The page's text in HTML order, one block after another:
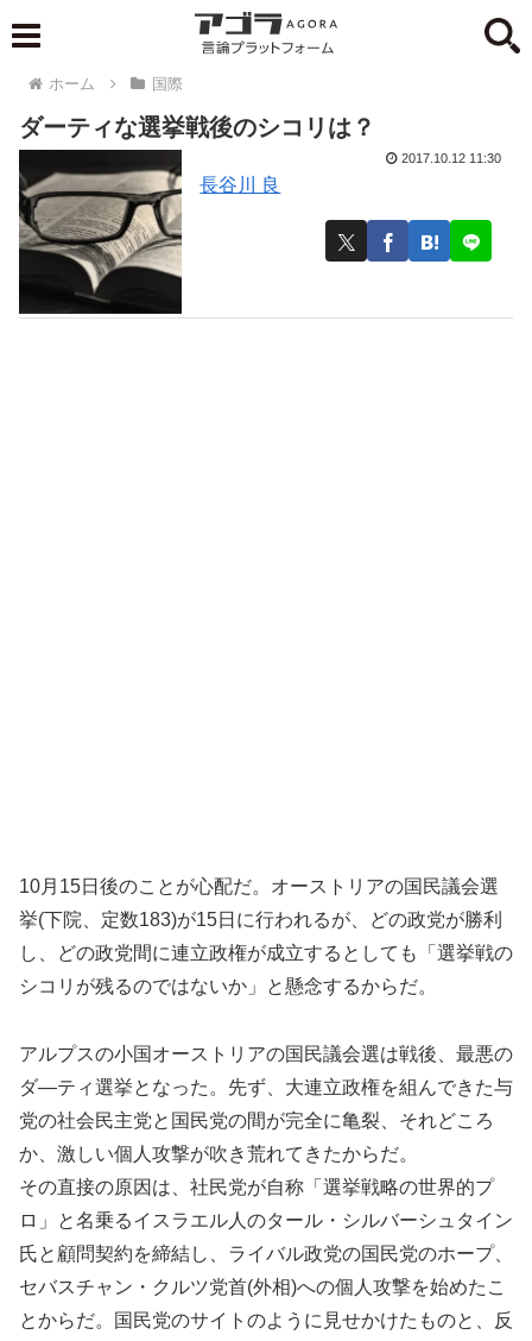
ホーム 国際
ダーティな選挙戦後のシコリは？
長谷川 良
2017.10.12 11:30
10月15日後のことが心配だ。オーストリアの国民議会選
挙(下院、定数183)が15日に行われるが、どの政党が勝利
し、どの政党間に連立政権が成立するとしても「選挙戦の
シコリが残るのではないか」と懸念するからだ。
アルプスの小国オーストリアの国民議会選は戦後、最悪の
ダ―ティ選挙となった。先ず、大連立政権を組んできた与
党の社会民主党と国民党の間が完全に亀裂、それどころ
か、激しい個人攻撃が吹き荒れてきたからだ。
その直接の原因は、社民党が自称「選挙戦略の世界的プ
ロ」と名乗るイスラエル人のタール・シルバーシュタイン
氏と顧問契約を締結し、ライバル政党の国民党のホープ、
セバスチャン・クルツ党首(外相)への個人攻撃を始めたこ
とからだ。国民党のサイトのように見せかけたものと、反